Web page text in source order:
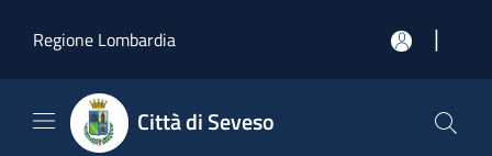
Regione Lombardia
|
Città di Seveso